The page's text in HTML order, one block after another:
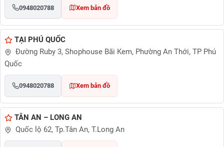
0948020788 Xem bản đồ
TẠI PHÚ QUỐC
Đường Ruby 3, Shophouse Bãi Kem, Phường An Thới, TP Phú
Quốc
0948020788 Xem bản đồ
TÂN AN – LONG AN
Quốc lộ 62, Tp.Tân An, T.Long An